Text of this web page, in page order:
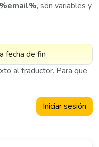
%email%, son variables y
al traductor. Para que
Iniciar sesión